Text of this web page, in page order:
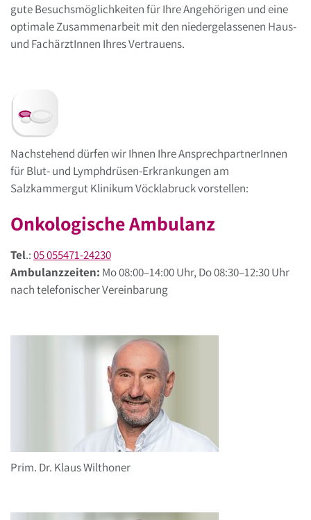
gute Besuchsmöglichkeiten für Ihre Angehörigen und eine
optimale Zusammenarbeit mit den niedergelassenen Haus-
und FachärztInnen Ihres Vertrauens.
Nachstehend dürfen wir Ihnen Ihre AnsprechpartnerInnen
für Blut- und Lymphdrüsen-Erkrankungen am
Salzkammergut Klinikum Vöcklabruck vorstellen:
Onkologische Ambulanz
Tel.:05 055471-24230
Ambulanzzeiten: Mo 08:00–14:00 Uhr, Do 08:30–12:30 Uhr
nach telefonischer Vereinbarung
Prim. Dr. Klaus Wilthoner